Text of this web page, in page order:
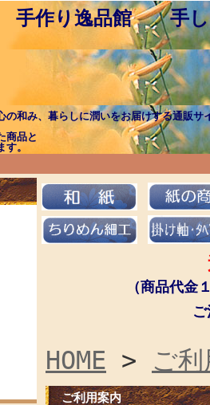
手作り逸品館 手し
の和み、暮らしに潤いをお届けする通販サ
しょく
ってつくり
します。
（商品代
ご注文日を
HOME > ご
ご利用案内